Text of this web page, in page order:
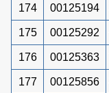
174 00125194
175 00125292
176 00125363
177 00125856